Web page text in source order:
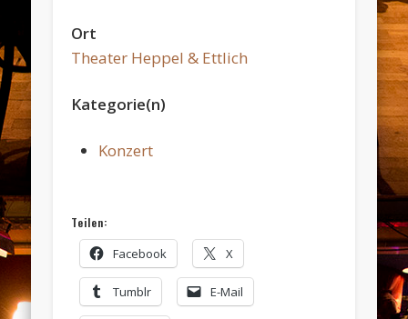
Ort
Theater Heppel & Ettlich
Kategorie(n)
Konzert
Teilen:
Facebook X
Tumblr E-Mail